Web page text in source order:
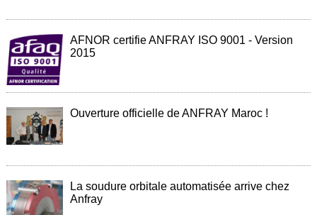
PMUC
Viticulture
Chimie
et
Pétrochimie
Cosméto
Pharma
Ferroviaire
AFNOR certifie ANFRAY ISO 9001 - Version
2015
Ouverture officielle de ANFRAY Maroc !
La soudure orbitale automatisée arrive chez
Anfray